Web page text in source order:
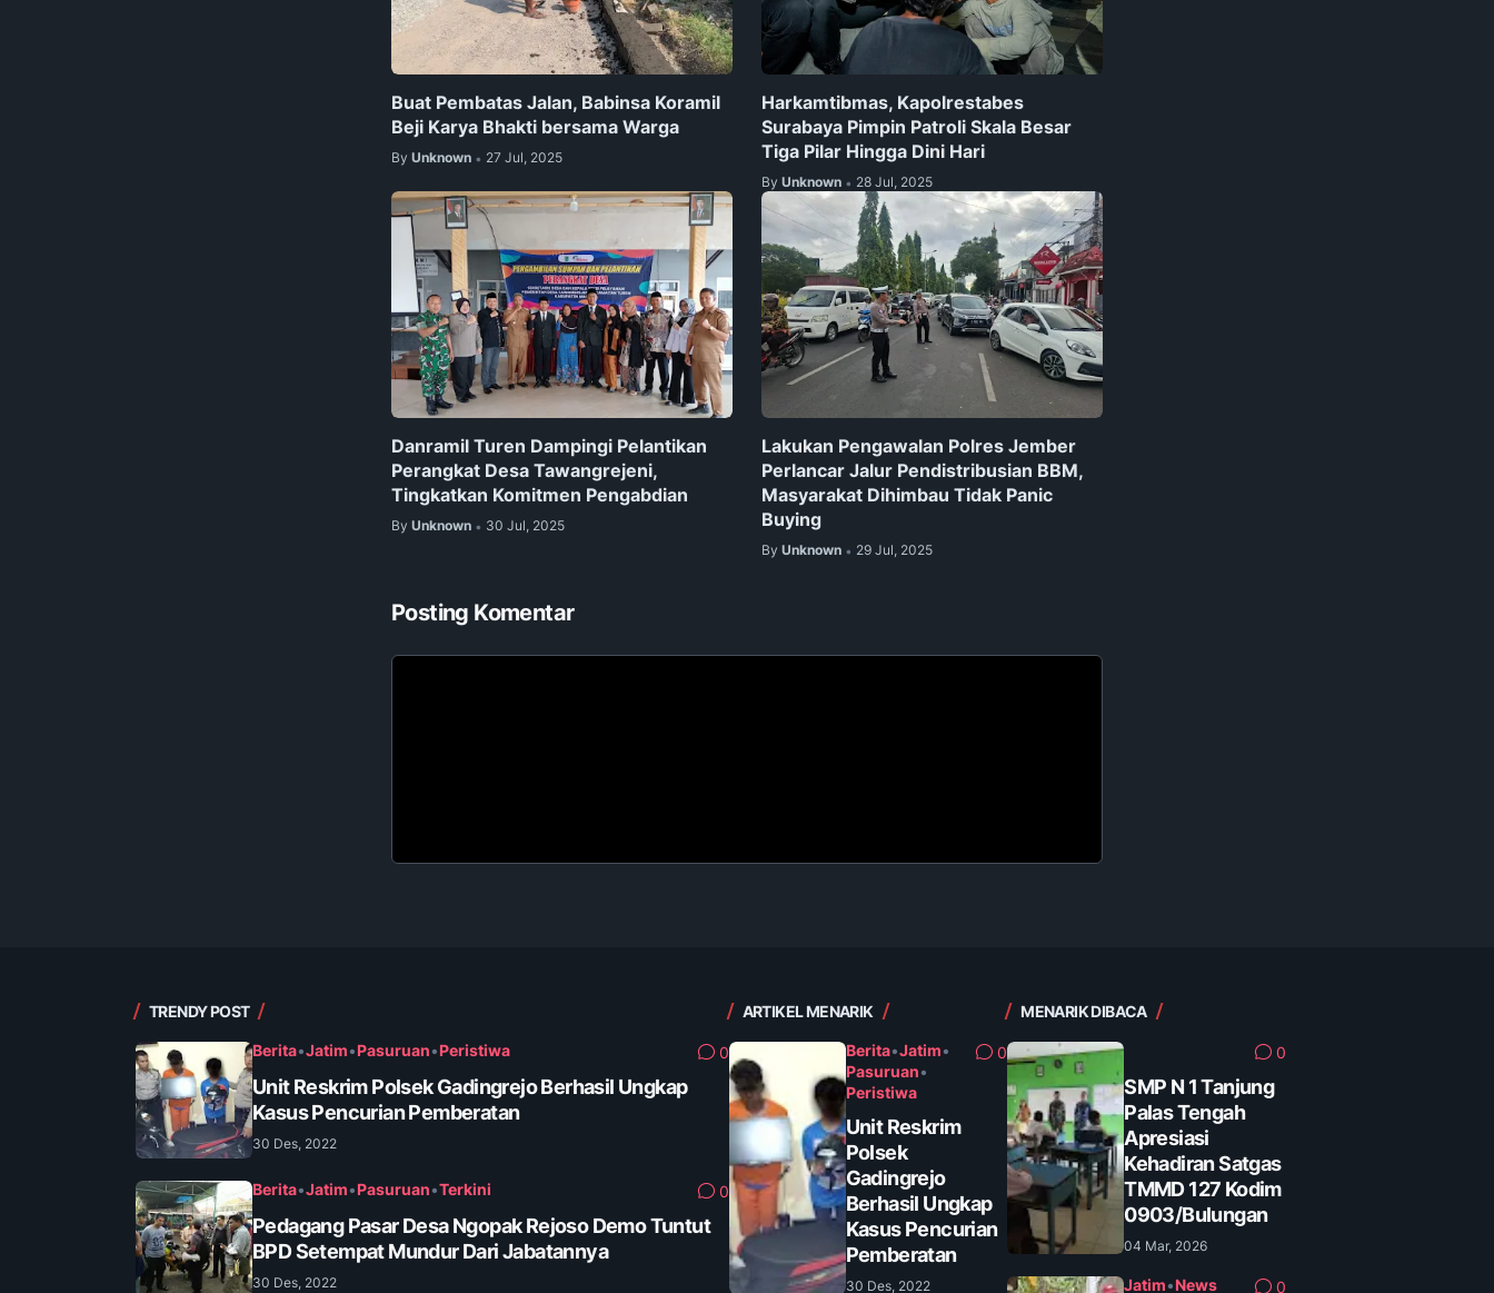
Buat Pembatas Jalan, Babinsa Koramil
Beji Karya Bhakti bersama Warga
By Unknown • 27 Jul, 2025
Harkamtibmas, Kapolrestabes
Surabaya Pimpin Patroli Skala Besar
Tiga Pilar Hingga Dini Hari
By Unknown • 28 Jul, 2025
Danramil Turen Dampingi Pelantikan
Perangkat Desa Tawangrejeni,
Tingkatkan Komitmen Pengabdian
By Unknown • 30 Jul, 2025
Lakukan Pengawalan Polres Jember
Perlancar Jalur Pendistribusian BBM,
Masyarakat Dihimbau Tidak Panic
Buying
By Unknown • 29 Jul, 2025
Posting Komentar
TRENDY POST
Berita•Jatim•Pasuruan•Peristiwa 0
Unit Reskrim Polsek Gadingrejo Berhasil Ungkap
Kasus Pencurian Pemberatan
30 Des, 2022
Berita•Jatim•Pasuruan•Terkini 0
Pedagang Pasar Desa Ngopak Rejoso Demo Tuntut
BPD Setempat Mundur Dari Jabatannya
30 Des, 2022
ARTIKEL MENARIK
Berita•Jatim•
Pasuruan•
Peristiwa
0
Unit Reskrim
Polsek
Gadingrejo
Berhasil Ungkap
Kasus Pencurian
Pemberatan
30 Des, 2022
MENARIK DIBACA
0
SMP N 1 Tanjung
Palas Tengah
Apresiasi
Kehadiran Satgas
TMMD 127 Kodim
0903/Bulungan
04 Mar, 2026
Jatim•News 0